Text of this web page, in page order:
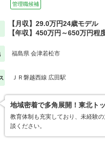
管理職候補
【月収】29.0万円24歳モデル
【年収】450万円～650万円程
福島県 会津若松市
ＪＲ磐越西線 広田駅
地域密着で多角展開！東北ト
教育体制も充実しており、未経験
談ください。